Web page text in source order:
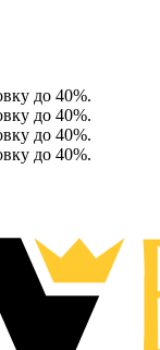
до 40%.
до 40%.
до 40%.
до 40%.